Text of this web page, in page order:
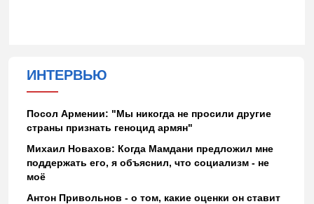
ИНТЕРВЬЮ
Посол Армении: "Мы никогда не просили другие
страны признать геноцид армян"
Михаил Новахов: Когда Мамдани предложил мне
поддержать его, я объяснил, что социализм - не
моё
Антон Привольнов - о том, какие оценки он ставит